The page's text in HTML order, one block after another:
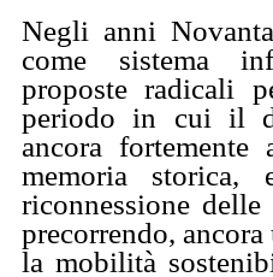
Negli anni
come sistema
proposte radicali
periodo in cui il
ancora
memoria storica,
riconnessione
precorrendo,
la mobilità